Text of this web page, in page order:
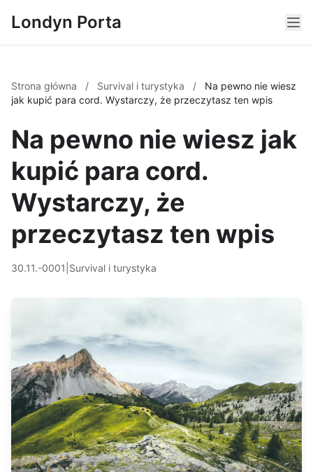
Londyn Porta
Strona główna / Survival i turystyka /
Na pewno nie wiesz
jak kupić para cord. Wystarczy, że przeczytasz ten wpis
Na pewno nie wiesz jak
kupić para cord.
Wystarczy, że
przeczytasz ten wpis
30.11.-0001 Survival i turystyka